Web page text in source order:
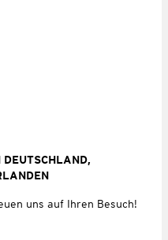
uns auf Ihren Besuch!